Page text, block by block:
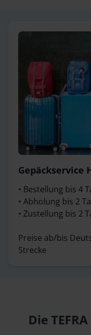
Gepäckservice
• Bestellung bis 4
• Abholung bis 2
• Zustellung bis 2
Preise ab/bis
Strecke
Die